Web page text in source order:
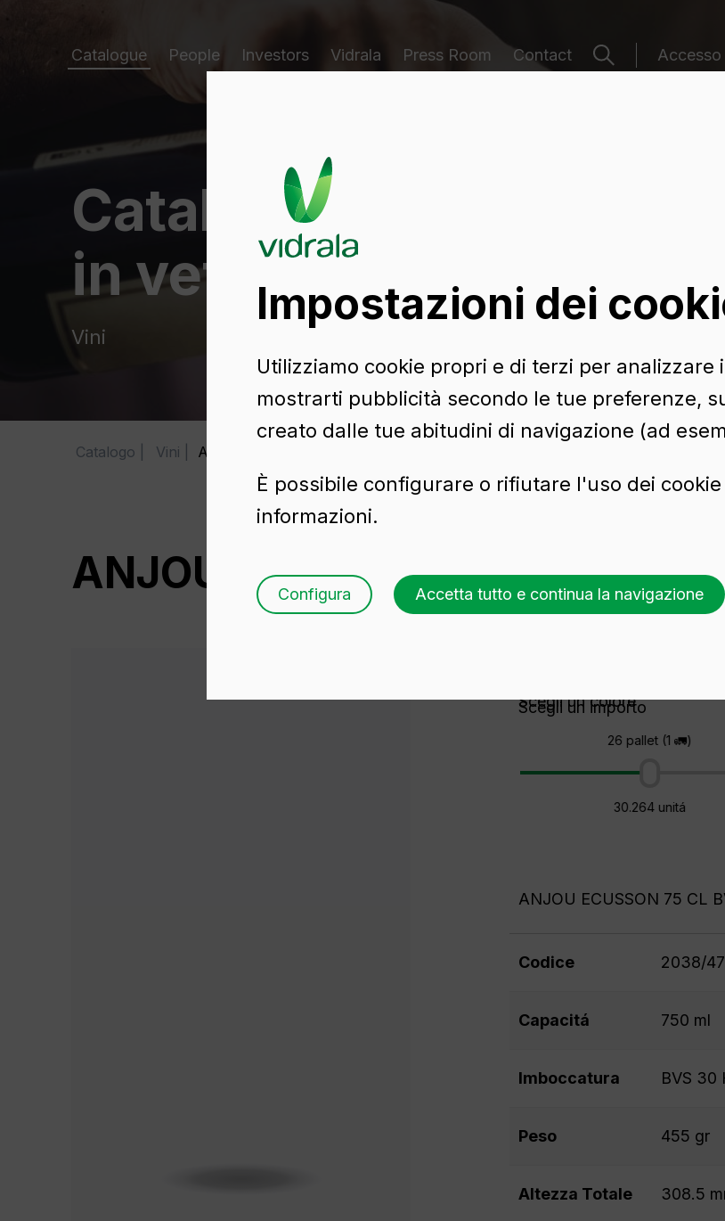
Catalogue People Investors Vidrala Press Room Contact Accesso
Catalogo di contenitori
in vetro
Vini
Catalogo Vini ANJOU ECUSSON 75 CL BVS
ANJOU ECUSSON 75 CL BVS
Scegli un importo
26 pallet (1 🚛)
30.264 unitá
Scegli un colore
ANJOU ECUSSON 75 CL
Codice 2038/
Capacitá 750 ml
Imboccatura BVS 30
Peso 455 gr
Altezza Totale 308.5
Impostazioni dei
Utilizziamo cookie propri e di terzi per analizzare
mostrarti pubblicità secondo le tue preferenze,
creato dalle tue abitudini di navigazione (ad
È possibile configurare o rifiutare l'uso dei
informazioni.
Configura Accetta tutto e continua la navigazione